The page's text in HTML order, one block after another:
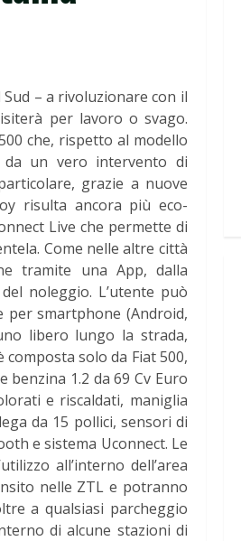
– a rivoluzionare con il
per lavoro o svago.
che, rispetto al modello
da un vero intervento di
grazie a nuove
risulta ancora più eco-
Live che permette di
Come nelle altre città
tramite una App, dalla
noleggio. L’utente può
per smartphone (Android,
libero lungo la strada,
solo da Fiat 500,
1.2 da 69 Cv Euro
e riscaldati, maniglia
da 15 pollici, sensori di
e sistema Uconnect. Le
all’interno dell’area
nelle ZTL e potranno
a qualsiasi parcheggio
di alcune stazioni di